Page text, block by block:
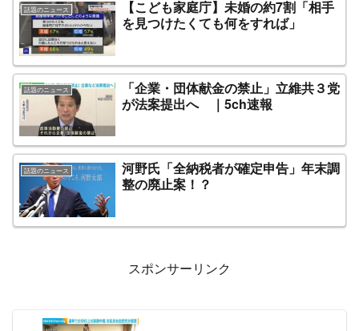
話題のニュース
【こども家庭庁】未婚の約7割「相手
を見つけたくても何をすれば」
話題のニュース
「企業・団体献金の禁止」立維共３党
が法案提出へ ｜5ch速報
話題のニュース
河野氏「全納税者が確定申告」年末調
整の廃止案！？
スポンサーリンク